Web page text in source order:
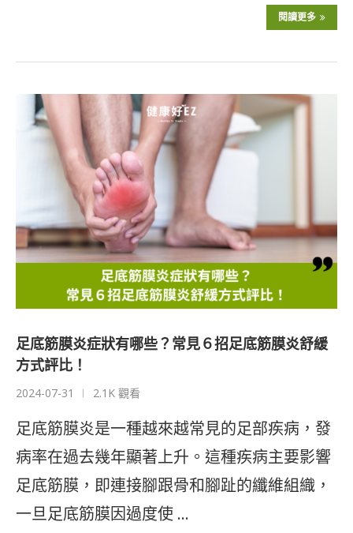
閱讀更多
足底筋膜炎症狀有哪些？常見６招足底筋膜炎舒緩
方式評比！
2024-07-31 2.1K 觀看
足底筋膜炎是一種越來越常見的足部疾病，發
病率在過去幾年顯著上升。這種疾病主要影響
足底筋膜，即連接腳跟骨和腳趾的纖維組織，
一旦足底筋膜因過度使 …